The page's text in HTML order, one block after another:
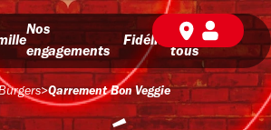
Nos
engagements
Fidélité
BD pour
tous
>Qarrement Bon Veggie